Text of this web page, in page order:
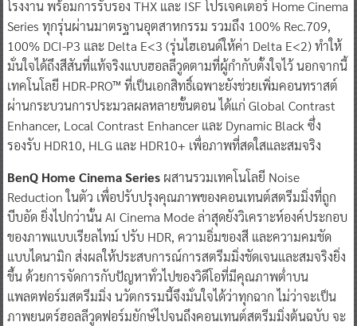
โรงงาน พร้อมการรับรอง THX และ ISF โปรเจคเตอร์ Home Cinema
Series ทุกรุ่นผ่านมาตรฐานอุตสาหกรรม รวมถึง 100% Rec.709,
100% DCI-P3 และ Delta E<3 (รุ่นไฮเอนด์ให้ค่า Delta E<2) ทำให้
มั่นใจได้ถึงสีสันที่แท้จริงแบบฮอลลีวูดตามที่ผู้กำกับตั้งใจไว้ นอกจากนี้
เทคโนโลยี HDR-PRO™ ที่เป็นเอกสิทธิ์เฉพาะยังช่วยเพิ่มคอนทราสต์
ผ่านกระบวนการประมวลผลหลายขั้นตอน ได้แก่ Global Contrast
Enhancer, Local Contrast Enhancer และ Dynamic Black ซึ่ง
รองรับ HDR10, HLG และ HDR10+ เพื่อภาพที่สดใสและสมจริง
BenQ Home Cinema Series ผสานรวมเทคโนโลยี Noise
Reduction ในตัว เพื่อปรับปรุงคุณภาพของคอนเทนต์สตรีมมิ่งที่ถูก
บีบอัด ยิ่งไปกว่านั้น AI Cinema Mode ล่าสุดยังวิเคราะห์องค์ประกอบ
ของภาพแบบเรียลไทม์ ปรับ HDR, ความอิ่มของสี และความคมชัด
แบบไดนามิก ส่งผลให้ประสบการณ์การสตรีมมิ่งชัดเจนและสมจริงยิ่ง
ขึ้น ด้วยการจัดการกับปัญหาทั่วไปของวิดีโอที่มีคุณภาพต่ำบน
แพลตฟอร์มสตรีมมิ่ง นวัตกรรมนี้จึงมั่นใจได้ว่าทุกฉาก ไม่ว่าจะเป็น
ภาพยนตร์ฮอลลีวูดฟอร์มยักษ์ไปจนถึงคอนเทนต์สตรีมมิ่งต้นฉบับ จะ